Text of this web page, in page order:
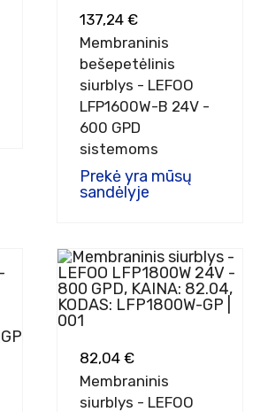
137,24 €
Membraninis
bešepetėlinis
siurblys - LEFOO
LFP1600W-B 24V -
600 GPD
sistemoms
Prekė yra mūsų
sandėlyje
82,04 €
Membraninis
siurblys - LEFOO